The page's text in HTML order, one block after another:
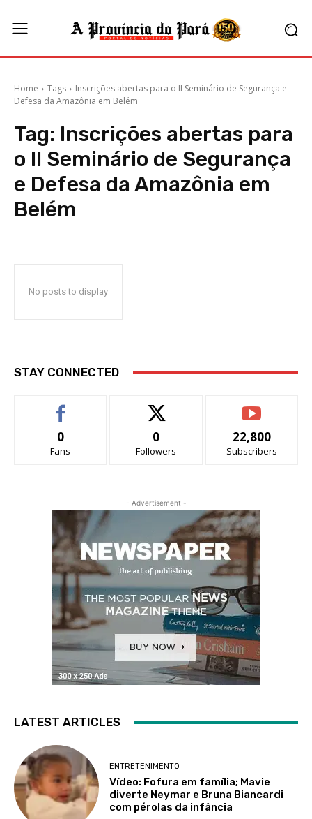
Home Tags
Inscrições abertas para o II Seminário de Segurança e
Defesa da Amazônia em Belém
Tag: Inscrições abertas para
o II Seminário de Segurança
e Defesa da Amazônia em
Belém
No posts to display
STAY CONNECTED
0
Fans
0
Followers
22,800
Subscribers
- Advertisement -
LATEST ARTICLES
ENTRETENIMENTO
Vídeo: Fofura em família; Mavie
diverte Neymar e Bruna Biancardi
com pérolas da infância